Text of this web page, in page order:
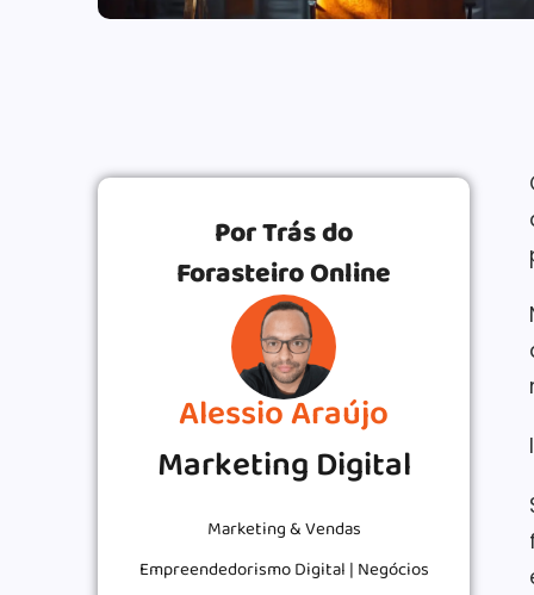
Por Trás do
Forasteiro Online
Alessio Araújo
Marketing Digital
Marketing & Vendas
Empreendedorismo Digital | Negócios